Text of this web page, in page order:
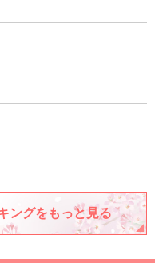
ングをもっと見る